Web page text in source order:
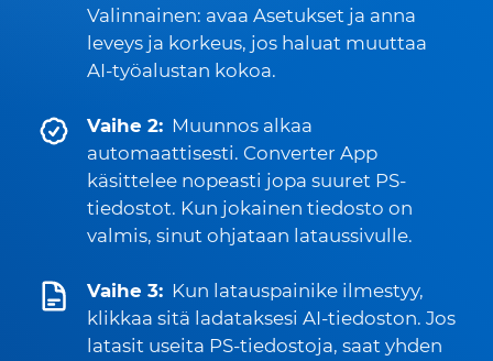
Valinnainen: avaa Asetukset ja anna
leveys ja korkeus, jos haluat muuttaa
AI-työalustan kokoa.
Vaihe 2: Muunnos alkaa
automaattisesti. Converter App
käsittelee nopeasti jopa suuret PS-
tiedostot. Kun jokainen tiedosto on
valmis, sinut ohjataan lataussivulle.
Vaihe 3: Kun latauspainike ilmestyy,
klikkaa sitä ladataksesi AI-tiedoston. Jos
latasit useita PS-tiedostoja, saat yhden